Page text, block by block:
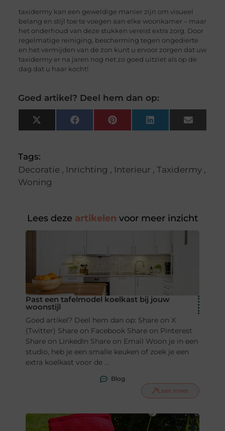
taxidermy kan een geweldige manier zijn om visueel
belang en stijl toe te voegen aan elke woonkamer – maar
het onderhoud van deze stukken vereist extra zorg. Door
regelmatige reiniging, bescherming tegen ongedierte
en het vermijden van de zon kunt u ervoor zorgen dat uw
taxidermy er na jaren nog net zo goed uitziet als op de
dag dat u haar kocht!
Goed artikel? Deel hem dan op:
X
(Twitter)
FacebookPinterest LinkedIn Email
Tags:
Decoratie , Inrichting , Interieur , Taxidermy,
Woning
Lees deze artikelen voor meer inzicht
Past een tafelmodel koelkast bij jouw
woonstijl
Goed artikel? Deel hem dan op: Share on X
(Twitter) Share on Facebook Share on Pinterest
Share on LinkedIn Share on Email Woon je in een
studio, heb je een smalle keuken of zoek je een
extra koelkast voor de ...
Blog
Lees meer